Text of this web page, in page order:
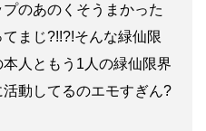
のあのくそうまかった
まじ?!!?!そんな緑仙限
人ともう1人の緑仙限界
動してるのエモすぎん?